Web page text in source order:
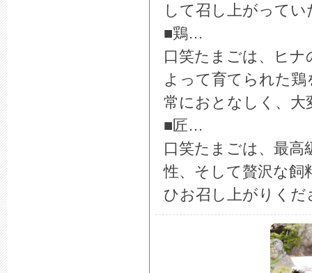
して召し上がって
■鶏…
口笑たまごは、ヒ
よって育てられた
常におとなしく、大
■匠…
口笑たまごは、最高
性、そして贅沢な飼
ひお召し上がりくだ